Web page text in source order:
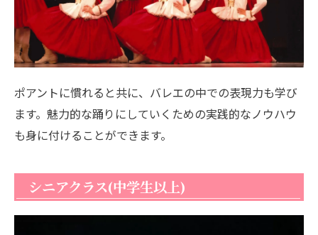
ポアントに慣れると共に、バレエの中での表現力も学び
ます。魅力的な踊りにしていくための実践的なノウハウ
も身に付けることができます。
シニアクラス(中学生以上)